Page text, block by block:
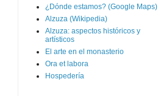
¿Dónde estamos? (Google Maps)
Alzuza (Wikipedia)
Alzuza: aspectos históricos y
artísticos
El arte en el monasterio
Ora et labora
Hospedería